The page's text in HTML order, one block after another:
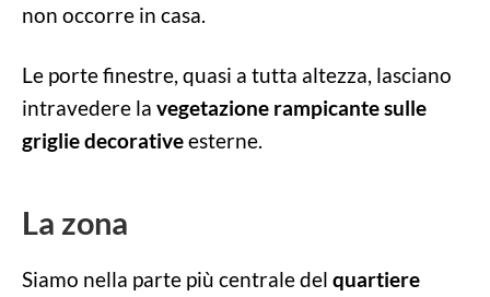
non occorre in casa.
Le porte finestre, quasi a tutta altezza, lasciano
intravedere la vegetazione rampicante sulle
griglie decorativeesterne.
La zona
Siamo nella parte più centrale del quartiere